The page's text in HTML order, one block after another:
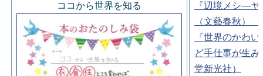
ココから世界を知る
『辺境メシ―
（文藝春秋）
『世界のかわ
ど手仕事が生
堂新光社）